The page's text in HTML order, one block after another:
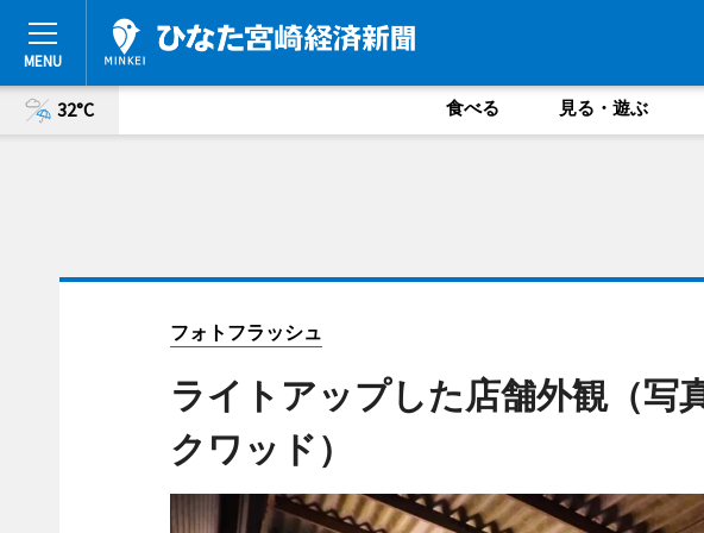
32°C 食べる 見る・遊ぶ
フォトフラッシュ
ライトアップした店舗外観（写
クワッド）